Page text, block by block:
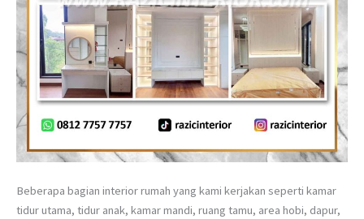
Beberapa bagian interior rumah yang kami kerjakan seperti kamar
tidur utama, tidur anak, kamar mandi, ruang tamu, area hobi, dapur,